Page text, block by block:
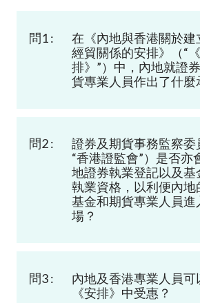
問1 :
在《內地與香港關於建
經貿關係的安排》
（“
排》 ”） 中，內地就證券
貨專業人員作出了什麼
問2 :
證券及期貨事務監察委
“香港證監會”）是否亦
地證券執業登記以及基
執業資格，以利便內地
基金和期貨專業人員進
場？
問3 : 內地及香港專業人員可
《安排》中受惠？